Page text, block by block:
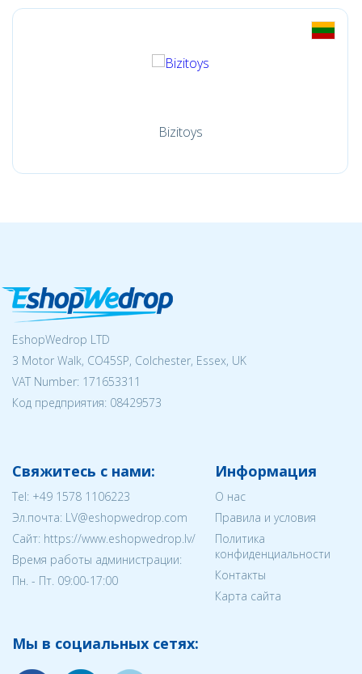
Bizitoys
EshopWedrop LTD
3 Motor Walk, CO45SP, Colchester, Essex, UK
VAT Number: 171653311
Код предприятия: 08429573
Свяжитесь с нами:
Tel: +49 1578 1106223
Эл.почта: LV@eshopwedrop.com
Cайт: https://www.eshopwedrop.lv/
Время работы администрации:
Пн. - Пт. 09:00-17:00
Информация
О нас
Правила и условия
Политика
конфиденциальности
Контакты
Карта сайта
Мы в социальных сетях: